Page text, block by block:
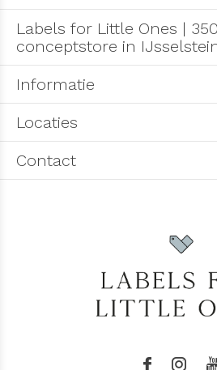
Labels for Little Ones |
conceptstore in
Informatie
Locaties
Contact